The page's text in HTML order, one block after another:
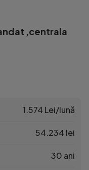
,centrala
1.574 Lei/lună
54.234 lei
30 ani